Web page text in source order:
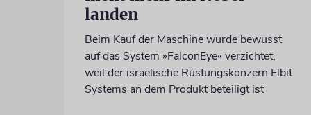
landen
Beim Kauf der Maschine wurde bewusst
auf das System »FalconEye« verzichtet,
weil der israelische Rüstungskonzern Elbit
Systems an dem Produkt beteiligt ist